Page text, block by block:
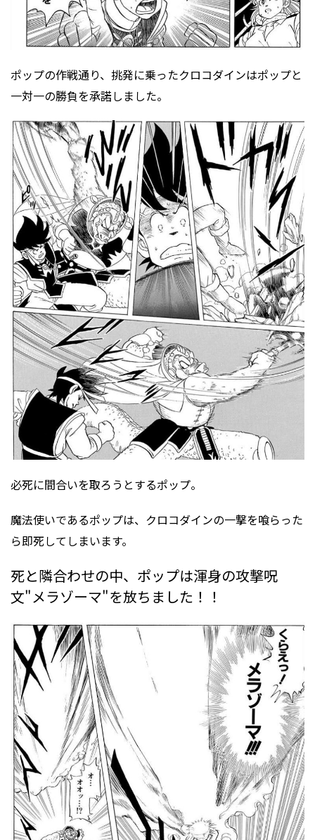
ポップの作戦通り、挑発に乗ったクロコダインはポップと
一対一の勝負を承諾しました。
必死に間合いを取ろうとするポップ。
魔法使いであるポップは、クロコダインの一撃を喰らった
ら即死してしまいます。
死と隣合わせの中、ポップは渾身の攻撃呪
文"メラゾーマ"を放ちました！！